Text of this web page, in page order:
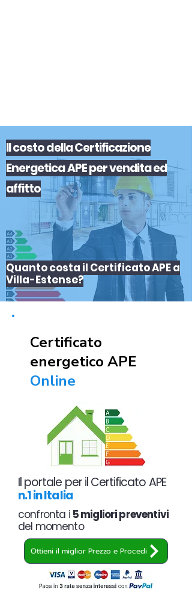
IlcostodellaCertificazione
Energetica APEpervenditaed
affitto
Quanto costa il Certificato APE a
Villa-Estense?
Certificato
energetico APE
Online
Il portale per il Certificato APE
n.1 in Italia
confronta i 5 migliori preventivi
del momento
Ottieni il miglior Prezzo e Procedi